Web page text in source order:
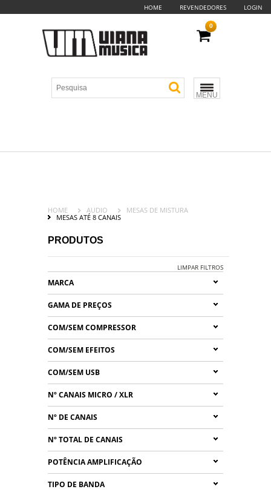
HOME REVENDEDORES LOGIN
MENU
0
HOME AUDIO
MESAS DE MISTURA
MESAS ATÉ 8 CANAIS
PRODUTOS
LIMPAR FILTROS
MARCA
GAMA DE PREÇOS
COM/SEM COMPRESSOR
COM/SEM EFEITOS
COM/SEM USB
Nº CANAIS MICRO / XLR
Nº DE CANAIS
Nº TOTAL DE CANAIS
POTÊNCIA AMPLIFICAÇÃO
TIPO DE BANDA